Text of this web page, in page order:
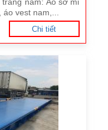
vest nam,...
Chi tiết